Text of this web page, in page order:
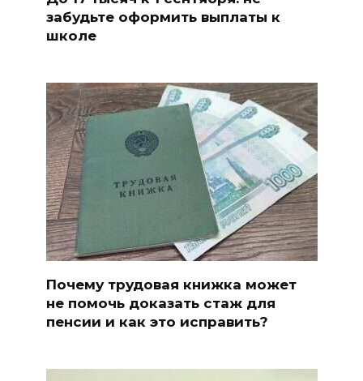
забудьте оформить выплаты к
школе
Почему трудовая книжка может
не помочь доказать стаж для
пенсии и как это исправить?